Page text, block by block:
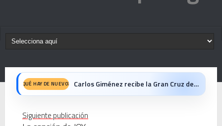
QUÉ HAY DE NUEVO? Carlos Giménez recibe la Gran Cruz de Alfonso X el Sabio: homenaje al maestro de la historieta española
Siguiente publicación